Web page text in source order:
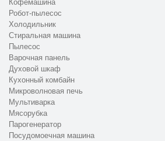
оставляете заявку на сайте,
кофемашины Ariston и
неисправности
Мастер выезжает к вам для
Аристон на дому или вы привозите
сервисный центр CanDo в Москве
Проводится бесплатная
нагревательный элемент, помпа
плата управления, клапан подачи
приготовления и фильтр
Кофемашина
Робот-пылесос
Холодильник
Стиральная машина
Пылесос
Варочная панель
Духовой шкаф
Кухонный комбайн
Микроволновая печь
Мультиварка
Мясорубка
Парогенератор
Посудомоечная машина